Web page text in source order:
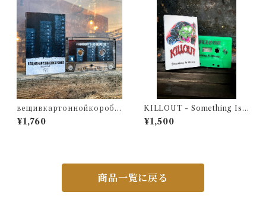
вещивкартоннойкоробк
е - Вещь первая
¥1,760
KILLOUT - Something Is
Wrong
¥1,500
商品一覧に戻る